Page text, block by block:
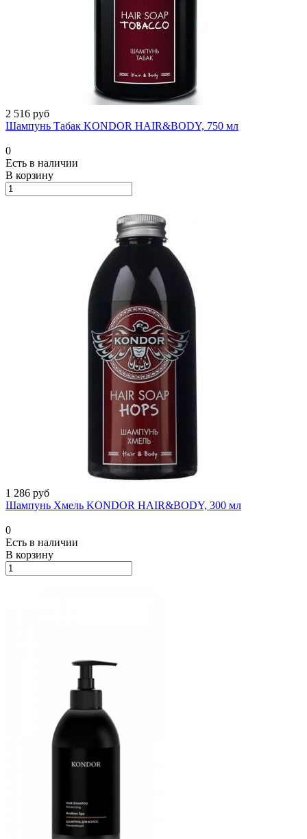
2 516 руб
Шампунь Табак KONDOR HAIR&BODY, 750 мл
0
Есть в наличии
В корзину
1 286 руб
Шампунь Хмель KONDOR HAIR&BODY, 300 мл
0
Есть в наличии
В корзину